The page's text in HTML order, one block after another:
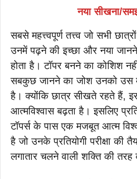
नया सीखना/
सबसे महत्त्वपूर्ण तत्त्व जो सभी
उनमें पढ़ने की इच्छा और नया
होता है। टॉपर बनने का कोशिश
सबकुछ जानने का जोश उनको उस
है। क्योंकि छात्र सीखते रहते हैं,
आत्मविश्वास बढ़ता है। इसलिए
टॉपर्स के पास एक मजबूत आत्म
है जो उनके प्रतियोगी परीक्षा की
लगातार चलने वाली शक्ति की तरह